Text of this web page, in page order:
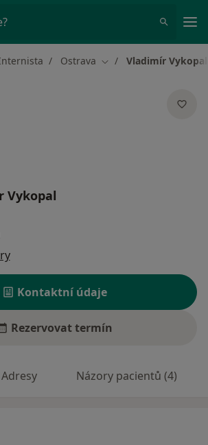
Ostrava Změna města
Vladimír Vykopal
Vykopal
Kontaktní údaje
Rezervovat termín
Adresy Názory pacientů (4)